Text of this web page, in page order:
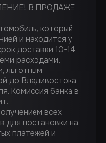
В ПРОДАЖЕ
который
и находится у
доставки 10-14
расходами,
льготным
до Владивостока
Комиссия банка в
всех
для постановки на
платежей и